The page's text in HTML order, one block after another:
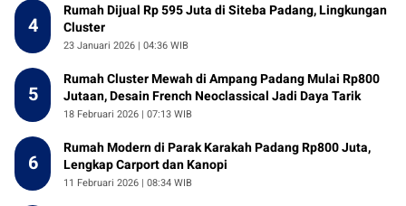
4
Rumah Dijual Rp 595 Juta di Siteba Padang, Lingkungan
Cluster
23 Januari 2026 | 04:36 WIB
5
Rumah Cluster Mewah di Ampang Padang Mulai Rp800
Jutaan, Desain French Neoclassical Jadi Daya Tarik
18 Februari 2026 | 07:13 WIB
6
Rumah Modern di Parak Karakah Padang Rp800 Juta,
Lengkap Carport dan Kanopi
11 Februari 2026 | 08:34 WIB